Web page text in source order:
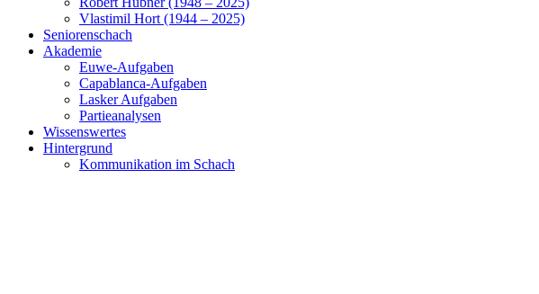
Vlastimil Hort (1944 – 2025)
Seniorenschach
Akademie
Euwe-Aufgaben
Capablanca-Aufgaben
Lasker Aufgaben
Partieanalysen
Wissenswertes
Hintergrund
Kommunikation im Schach